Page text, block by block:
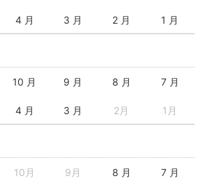
4 月 3 月 2 月 1 月
10 月 9 月 8 月 7 月
4 月 3 月 2月 1月
10月 9月 8 月 7 月